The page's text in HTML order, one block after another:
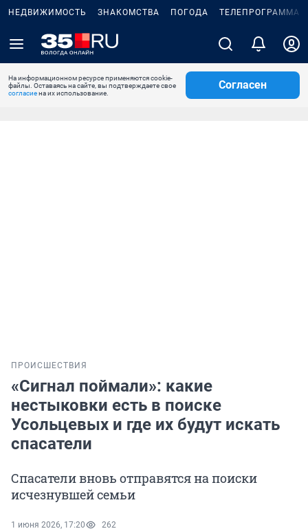
НЕДВИЖИМОСТЬ ЗНАКОМСТВА ПОГОДА ТЕЛЕПРОГРАММА
На информационном ресурсе применяются cookie-
файлы. Оставаясь на сайте, вы подтверждаете свое
согласиена их использование.
Согласен
ПРОИСШЕСТВИЯ
«Сигнал поймали»: какие
нестыковки есть в поиске
Усольцевых и где их будут искать
спасатели
Спасатели вновь отправятся на поиски
исчезнувшей семьи
1 июня 2026, 17:20 262